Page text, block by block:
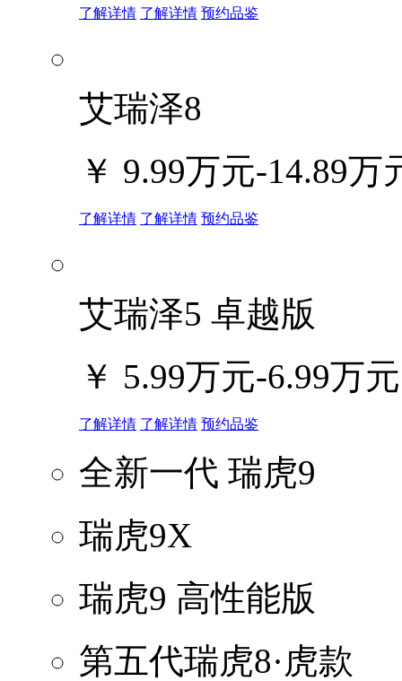
了解详情 了解详情 预约品鉴
艾瑞泽8
￥ 9.99万元-14.89万
了解详情 了解详情 预约品鉴
艾瑞泽5 卓越版
￥ 5.99万元-6.99万元
了解详情 了解详情 预约品鉴
全新一代 瑞虎9
瑞虎9X
瑞虎9 高性能版
第五代瑞虎8·虎款